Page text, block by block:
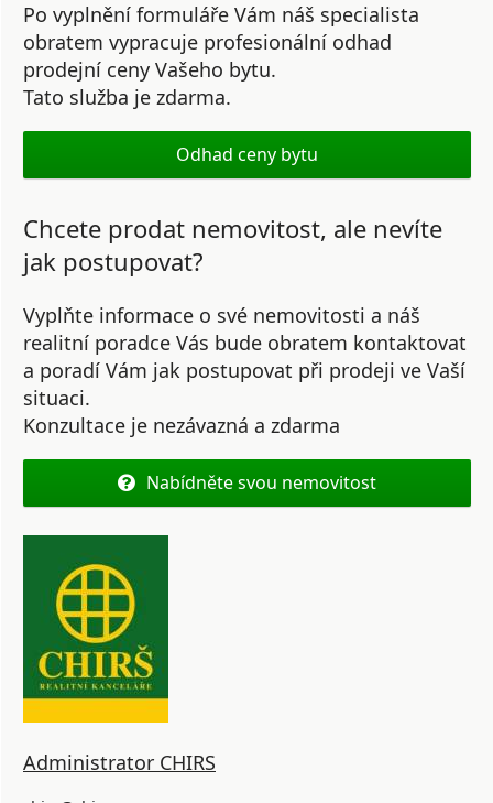
Po vyplnění formuláře Vám náš specialista
obratem vypracuje profesionální odhad
prodejní ceny Vašeho bytu.
Tato služba je zdarma.
Odhad ceny bytu
Chcete prodat nemovitost, ale nevíte
jak postupovat?
Vyplňte informace o své nemovitosti a náš
realitní poradce Vás bude obratem kontaktovat
a poradí Vám jak postupovat při prodeji ve Vaší
situaci.
Konzultace je nezávazná a zdarma
Nabídněte svou nemovitost
Administrator CHIRS